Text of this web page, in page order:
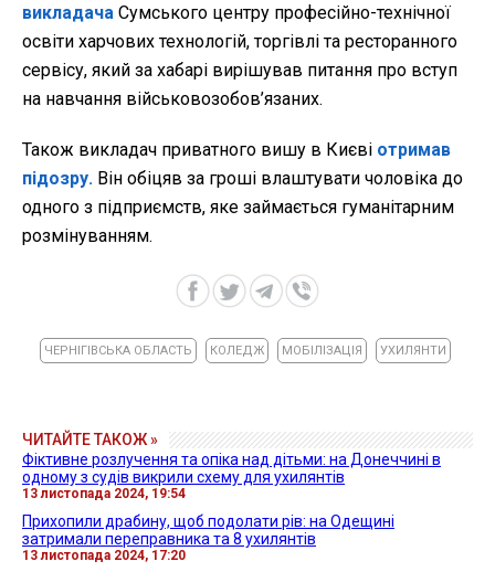
викладача Сумського центру професійно-технічної
освіти харчових технологій, торгівлі та ресторанного
сервісу, який за хабарі вирішував питання про вступ
на навчання військовозобов’язаних.
Також викладач приватного вишу в Києві отримав
підозру. Він обіцяв за гроші влаштувати чоловіка до
одного з підприємств, яке займається гуманітарним
розмінуванням.
ЧЕРНІГІВСЬКА ОБЛАСТЬ КОЛЕДЖ МОБІЛІЗАЦІЯ УХИЛЯНТИ
ЧИТАЙТЕ ТАКОЖ »
Фіктивне розлучення та опіка над дітьми: на Донеччині в
одному з судів викрили схему для ухилянтів
13 листопада 2024, 19:54
Прихопили драбину, щоб подолати рів: на Одещині
затримали переправника та 8 ухилянтів
13 листопада 2024, 17:20